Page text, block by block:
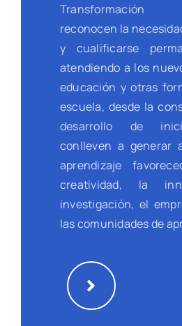
Transformación
reconocen la
y cualificarse
atendiendo a los
educación y otras
escuela, desde la
desarrollo de
conlleven a generar
aprendizaje
creatividad, la
investigación, el
las comunidades de